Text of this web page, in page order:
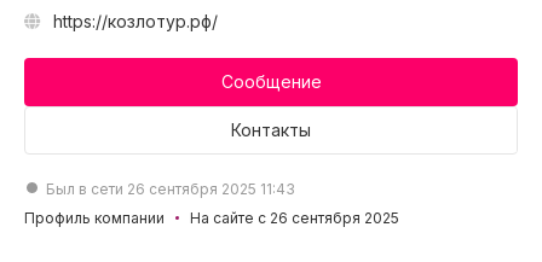
https://козлотур.рф/
Сообщение
Контакты
Был в сети 26 сентября 2025 11:43
Профиль компании
На сайте с 26 сентября 2025